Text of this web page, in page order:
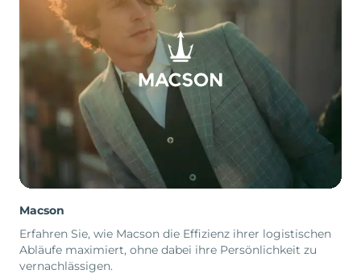
Macson
Erfahren Sie, wie Macson die Effizienz ihrer logistischen
Abläufe maximiert, ohne dabei ihre Persönlichkeit zu
vernachlässigen.